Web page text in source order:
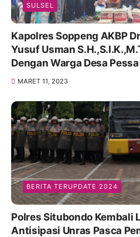
SULSEL
Kapolres Soppeng AKBP
Yusuf Usman
Dengan Warga Desa Pessa
MARET 11, 2023
BERITA TERUPDATE 2024
Polres Situbondo Kembali
Antisipasi Unras Pasca